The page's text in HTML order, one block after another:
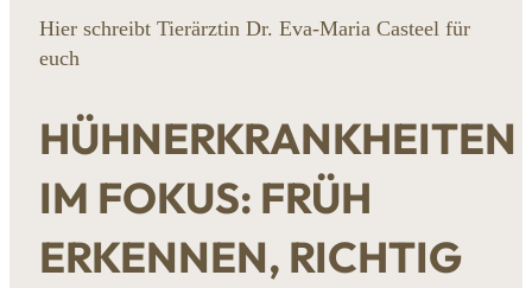
Hier schreibt Tierärztin Dr. Eva-Maria Casteel für
euch
HÜHNERKRANKHEITEN
IM FOKUS: FRÜH
ERKENNEN, RICHTIG